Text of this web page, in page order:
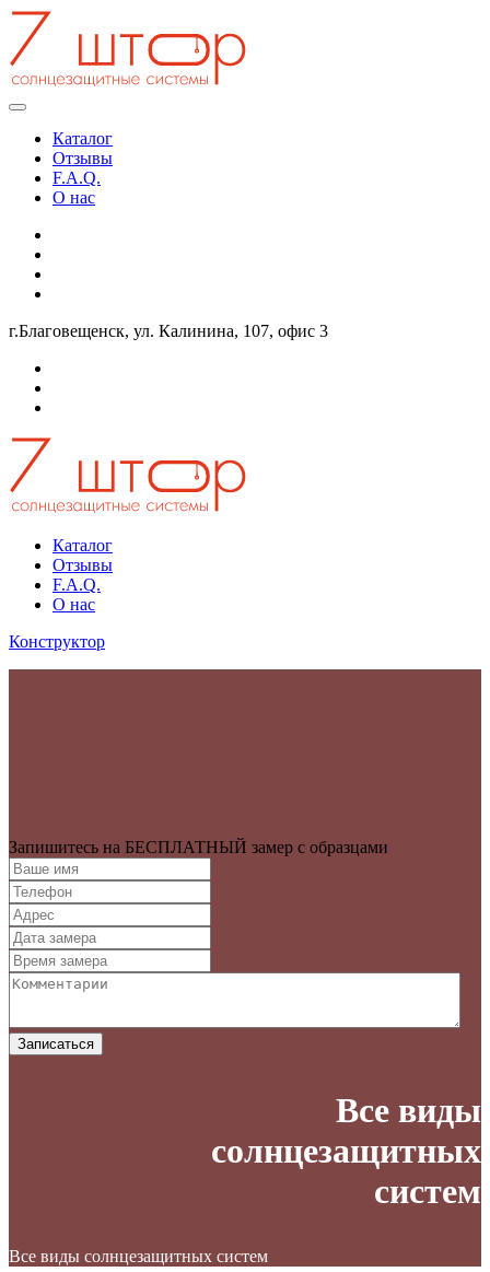
Перейти к содержимому
Каталог
Отзывы
F.A.Q.
О нас
г.Благовещенск, ул. Калинина, 107, офис 3
Каталог
Отзывы
F.A.Q.
О нас
Конструктор
Запишитесь на БЕСПЛАТНЫЙ замер с образцами
Записаться
Все виды
солнцезащитных
систем
Все виды солнцезащитных систем